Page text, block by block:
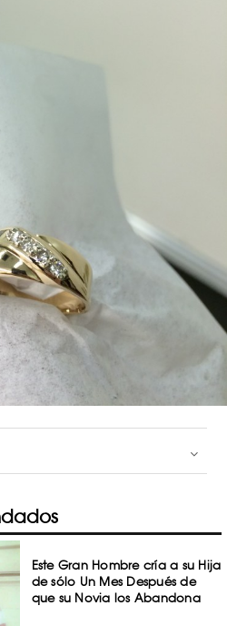
Este Gran Hombre cría a su Hija
de sólo Un Mes Después de
que su Novia los Abandona